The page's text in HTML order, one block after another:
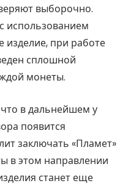
выборочно.
использованием
изделие, при работе
сплошной
монеты.
в дальнейшем у
появится
заключать «Пламет»
в этом направлении
станет еще